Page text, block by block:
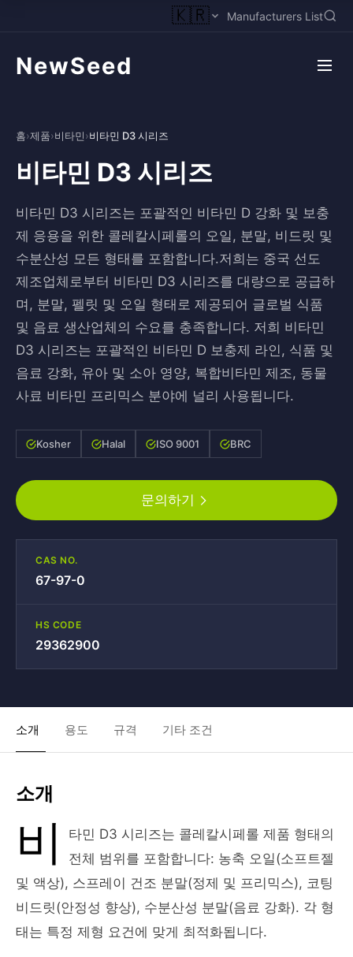
🇰🇷 Manufacturers List
NewSeed
홈›제품›비타민›비타민 D3 시리즈
비타민 D3 시리즈
비타민 D3 시리즈는 포괄적인 비타민 D 강화 및 보충
제 응용을 위한 콜레칼시페롤의 오일, 분말, 비드릿 및
수분산성 모든 형태를 포함합니다.저희는 중국 선도
제조업체로부터 비타민 D3 시리즈를 대량으로 공급하
며, 분말, 펠릿 및 오일 형태로 제공되어 글로벌 식품
및 음료 생산업체의 수요를 충족합니다. 저희 비타민
D3 시리즈는 포괄적인 비타민 D 보충제 라인, 식품 및
음료 강화, 유아 및 소아 영양, 복합비타민 제조, 동물
사료 비타민 프리믹스 분야에 널리 사용됩니다.
Kosher Halal ISO 9001 BRC
문의하기
CAS NO.
67-97-0
HS CODE
29362900
소개 용도 규격 기타 조건
소개
비
타민 D3 시리즈는 콜레칼시페롤 제품 형태의
전체 범위를 포함합니다: 농축 오일(소프트젤
및 액상), 스프레이 건조 분말(정제 및 프리믹스), 코팅
비드릿(안정성 향상), 수분산성 분말(음료 강화). 각 형
태는 특정 제형 요건에 맞게 최적화됩니다.